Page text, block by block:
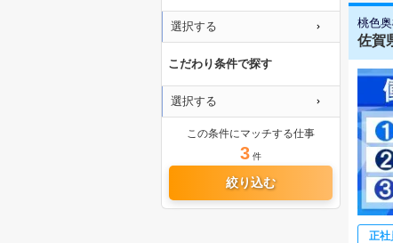
桃色
佐賀
正社
選択する
こだわり条件で探す
選択する
この条件にマッチする仕事
3 件
絞り込む